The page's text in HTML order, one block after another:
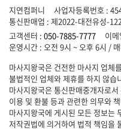
지연컴퍼니
사업자등록번호 :
통신판매업 : 제2022-대전유성-
고객센터 : 050-7885-7777 이
마사지왕국은 건전한 마사지 업체
불법적인 업체와 제휴를 하지 않습
마사지왕국은 통신판매중개자로
이용 및 환불 등과 관련한 의무와
마사지왕국에 게시된 모든 정보는
저작권법에 의거하여 법적 책임을